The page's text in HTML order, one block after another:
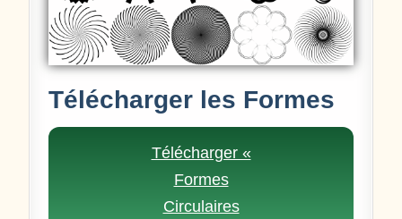
Télécharger les Formes
Télécharger «
Formes
Circulaires